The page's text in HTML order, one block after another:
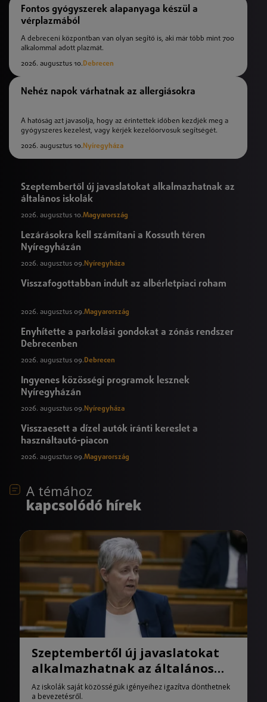
Fontos gyógyszerek alapanyaga készül a
vérplazmából
A debreceni központban van olyan segítő is, aki már több mint 700
alkalommal adott plazmát.
2026. augusztus 10.Debrecen
Nehéz napok várhatnak az allergiásokra
A hatóság azt javasolja, hogy az érintettek időben kezdjék meg a
gyógyszeres kezelést, vagy kérjék kezelőorvosuk segítségét.
2026. augusztus 10. Nyíregyháza
Szeptembertől új javaslatokat alkalmazhatnak az
általános iskolák
2026. augusztus 10.Magyarország
Lezárásokra kell számítani a Kossuth téren
Nyíregyházán
2026. augusztus 09. Nyíregyháza
Visszafogottabban indult az albérletpiaci roham
2026. augusztus 09.Magyarország
Enyhítette a parkolási gondokat a zónás rendszer
Debrecenben
2026. augusztus 09.Debrecen
Ingyenes közösségi programok lesznek
Nyíregyházán
2026. augusztus 09. Nyíregyháza
Visszaesett a dízel autók iránti kereslet a
használtautó-piacon
2026. augusztus 09.Magyarország
A témához
kapcsolódó hírek
Szeptembertől új javaslatokat
alkalmazhatnak az általános
iskolák
Az iskolák saját közösségük igényeihez igazítva dönthetnek
a bevezetésről.